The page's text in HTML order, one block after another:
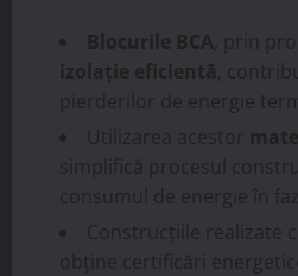
Blocurile BCA , prin
izolație eficientă ,
pierderilor de energie
Utilizarea acestor
simplifică procesul
consumul de energie în
Construcțiile realizate
obține certificări